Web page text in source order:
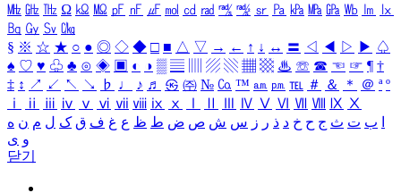
㎒ ㎓ ㎔ Ω ㏀ ㏁ ㎊ ㎋ ㎌ ㏖ ㏅ ㎭ ㎮ ㎯ ㏛ ㎩ ㎪ ㎫ ㎬ ㏝ ㏐
㏓
㏃ ㏉ ㏜ ㏆
§ ※ ☆ ★ ○ ● ◎ ◇ ◆ □ ■ △ ▽ → ← ↑ ↓ ↔ 〓 ◁ ◀ ▷ ▶ ♤
♠ ♡ ♥ ♧ ♣ ⊙ ◈ ▣ ◐ ◑ ▒ ▤ ▨ ▧ ▦ ▩ ♨ ☏ ☎ ☜ ☞ ¶ †
‡ ↕ ↗ ↙ ↖ ↘ ♭ ♩ ♪ ♬ ㉿ ㈜ № ㏇ ™ ㏂ ㏘ ℡ ＃ ＆ ＊ ＠ ª º
ⅰ
ⅱ ⅲ ⅳ ⅴ ⅵ ⅶ ⅷ ⅸ ⅹ Ⅳ Ⅴ Ⅵ Ⅶ Ⅷ Ⅸ Ⅹ
ب ت ث ج ح خ د ذ ر ز س ش ص ض ط ظ ع غ ف ق ک ل م ن ه
و ی
닫기